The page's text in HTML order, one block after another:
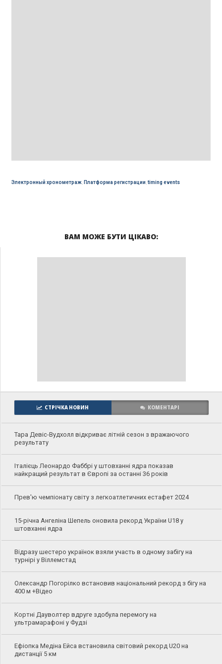
Электронный хронометраж, Платформа регистрации timing events
ВАМ МОЖЕ БУТИ ЦІКАВО:
СТРІЧКА НОВИН КОМЕНТАРІ
Тара Девіс-Вудхолл відкриває літній сезон з вражаючого
результату
Італієць Леонардо Фаббрі у штовханні ядра показав
найкращий результат в Європі за останні 36 років
Прев'ю чемпіонату світу з легкоатлетичних естафет 2024
15-річна Ангеліна Шепель оновила рекорд України U18 у
штовханні ядра
Відразу шестеро українок взяли участь в одному забігу на
турнірі у Віллемстад
Олександр Погорілко встановив національний рекорд з бігу на
400 м +Відео
Кортні Дауволтер вдруге здобула перемогу на
ультрамарафоні у Фудзі
Ефіопка Медіна Ейса встановила світовий рекорд U20 на
дистанції 5 км